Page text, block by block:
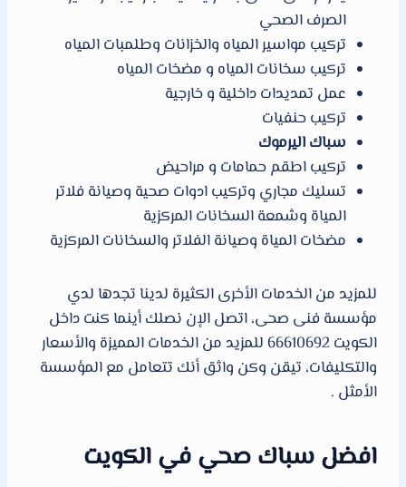
الصرف الصحي
تركيب مواسير المياه والخزانات وطلمبات المياه
تركيب سخانات المياه و مضخات المياه
عمل تمديدات داخلية و خارجية
تركيب حنفيات
سباك اليرموك
تركيب اطقم حمامات و مراحيض
تسليك مجاري وتركيب ادوات صحية وصيانة فلاتر
المياة وشمعة السخانات المركزية
مضخات المياة وصيانة الفلاتر والسخانات المركزية
للمزيد من الخدمات الأخرى الكثيرة لدينا تجدها لدي
مؤسسة فنى صحى، اتصل الإن نصلك أينما كنت داخل
الكويت 66610692 للمزيد من الخدمات المميزة والأسعار
والتكليفات، تيقن وكن واثق أنك تتعامل مع المؤسسة
الأمثل .
افضل سباك صحي في الكويت